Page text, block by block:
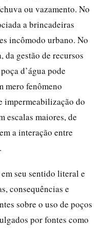
ou vazamento. No
a brincadeiras
incômodo urbano. No
gestão de recursos
d’água pode
mero fenômeno
impermeabilização do
escalas maiores, de
a interação entre
seu sentido literal e
consequências e
sobre o uso de poços
por fontes como